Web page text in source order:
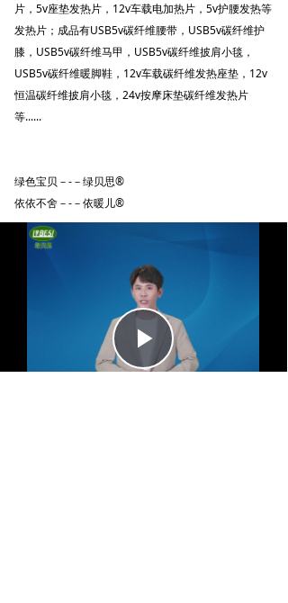
片，5v座垫发热片，12v车载电加热片，5v护腰发热等
发热片；成品有USB5v碳纤维腰带，USB5v碳纤维护
膝，USB5v碳纤维马甲，USB5v碳纤维披肩小毯，
USB5v碳纤维暖脚鞋，12v车载碳纤维发热座垫，12v
恒温碳纤维披肩小毯，24v按摩床垫碳纤维发热片
等......
绿色宝贝－-－绿贝思®
依依不舍－-－依暖儿®
Play